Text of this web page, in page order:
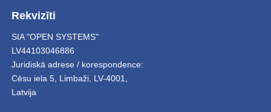
Rekvizīti
SIA "OPEN SYSTEMS"
LV44103046886
Juridiskā adrese / korespondence:
Cēsu iela 5, Limbaži, LV-4001,
Latvija